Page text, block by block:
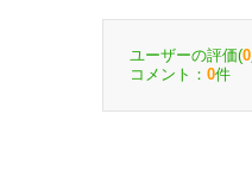
ユーザーの評価(0
コメント： 0件